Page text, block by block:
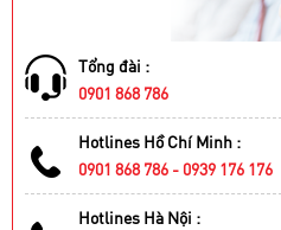
Tổng đài :
0901 868 786
Hotlines Hồ Chí Minh :
0901 868 786 - 0939 176 176
Hotlines Hà Nội :